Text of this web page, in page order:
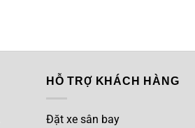
HỖ TRỢ KHÁCH HÀNG
Đặt xe sân bay